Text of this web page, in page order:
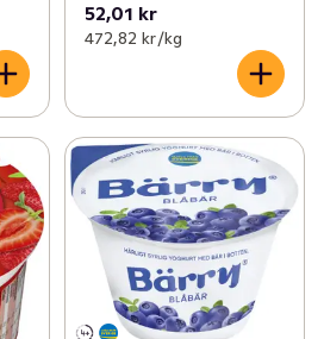
52,01 kr
472,82 kr /kg